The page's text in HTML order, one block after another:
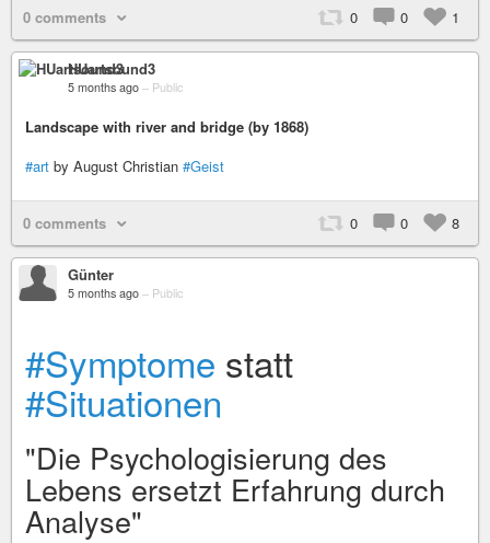
0 comments 0 0 1
HUartsound3
5 months ago – Public
Landscape with river and bridge (by 1868)
#art by August Christian #Geist
0 comments 0 0 8
Günter
5 months ago – Public
#Symptome statt
#Situationen
"Die Psychologisierung des
Lebens ersetzt Erfahrung durch
Analyse"